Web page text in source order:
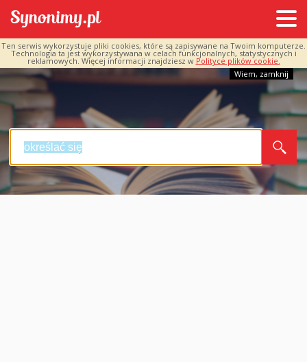
Ten serwis wykorzystuje pliki cookies, które są zapisywane na Twoim komputerze.
Technologia ta jest wykorzystywana w celach funkcjonalnych, statystycznych i
reklamowych. Więcej informacji znajdziesz w Polityce plików cookie.
Wiem, zamknij